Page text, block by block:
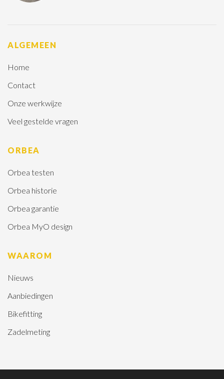
ALGEMEEN
Home
Contact
Onze werkwijze
Veel gestelde vragen
ORBEA
Orbea testen
Orbea historie
Orbea garantie
Orbea MyO design
WAAROM
Nieuws
Aanbiedingen
Bikefitting
Zadelmeting